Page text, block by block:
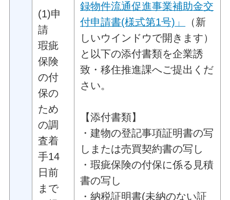
(1)申
請
瑕疵
保険
の付
保の
ため
の調
査着
手14
日前
まで
録物件流通促進事業補助金交
付申請書(様式第1号)」
（新
しいウインドウで開きます）
と以下の添付書類を企業誘
致・移住推進課へご提出くだ
さい。
【添付書類】
・建物の登記事項証明書の写
しまたは売買契約書の写し
・瑕疵保険の付保に係る見積
書の写し
・納税証明書(未納のない証